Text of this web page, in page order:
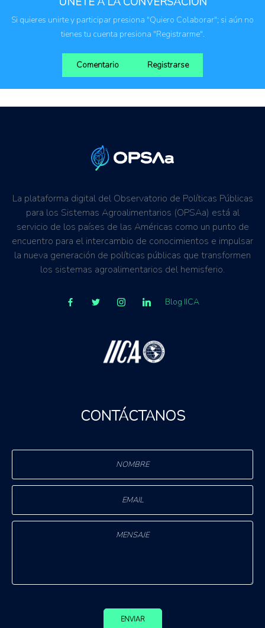
Si quieres unirte y participar presiona "Quiero Colaborar"; si aún no
tienes tu cuenta presiona "Registrarme".
Comentario Registrarse
La plataforma digital del Observatorio de Políticas Públicas
para los Sistemas Agroalimentarios (OPSAa) está al
servicio de los países de las Américas como un punto de
encuentro para el intercambio de conocimientos e impulsar
la nueva generación de políticas públicas que transformen
los sistemas agroalimentarios del hemisferio.
Blog IICA
CONTÁCTANOS
ENVIAR